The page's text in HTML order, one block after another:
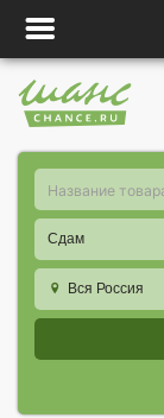
Сдам
Вся Россия